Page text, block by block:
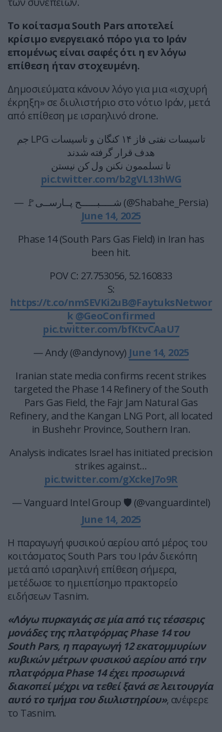
Το κοίτασμα South Pars αποτελεί
κρίσιμο ενεργειακό πόρο για το Ιράν
επομένως είναι σαφές ότι η εν λόγω
επίθεση ήταν στοχευμένη.
Δημοσιεύματα κάνουν λόγο για μια «ισχυρή
έκρηξη» σε διυλιστήριο στο νότιο Ιράν, μετά
από επίθεση με ισραηλινό drone.
تاسیسات نفتی فاز ۱۴ کنگان و تاسیسات LPG جم
هدف قرار گرفته شدند
تا تسلممون نکنن ول کن نیستن
pic.twitter.com/b2gVL13hWG
— 🚩شـــــبــــــح پــارســی (@Shabahe_Persia)
June 14, 2025
Phase 14 (South Pars Gas Field) in Iran has
been hit.
POV C: 27.753056, 52.160833
S:
https://t.co/nmSEVKi2uB@FaytuksNetwor
k @GeoConfirmed
pic.twitter.com/bfKtvCAaU7
— Andy (@andynovy) June 14, 2025
Iranian state media confirms recent strikes
targeted the Phase 14 Refinery of the South
Pars Gas Field, the Fajr Jam Natural Gas
Refinery, and the Kangan LNG Port, all located
in Bushehr Province, Southern Iran.
Analysis indicates Israel has initiated precision
strikes against…
pic.twitter.com/gXckeJ7o9R
— Vanguard Intel Group 🛡 (@vanguardintel)
June 14, 2025
Η παραγωγή φυσικού αερίου από μέρος του
κοιτάσματος South Pars του Ιράν διεκόπη
μετά από ισραηλινή επίθεση σήμερα,
μετέδωσε το ημιεπίσημο πρακτορείο
ειδήσεων Tasnim.
«Λόγω πυρκαγιάς σε μία από τις τέσσερις
μονάδες της πλατφόρμας Phase 14 του
South Pars, η παραγωγή 12 εκατομμυρίων
κυβικών μέτρων φυσικού αερίου από την
πλατφόρμα Phase 14 έχει προσωρινά
διακοπεί μέχρι να τεθεί ξανά σε λειτουργία
αυτό το τμήμα του διυλιστηρίου», ανέφερε
το Tasnim.